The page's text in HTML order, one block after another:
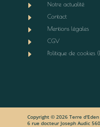
E Notre actualité
E Contact
E Mentions légales
E CGV
E Politique de cookies
Copyright © 2026 Terre
6 rue docteur Joseph Audic